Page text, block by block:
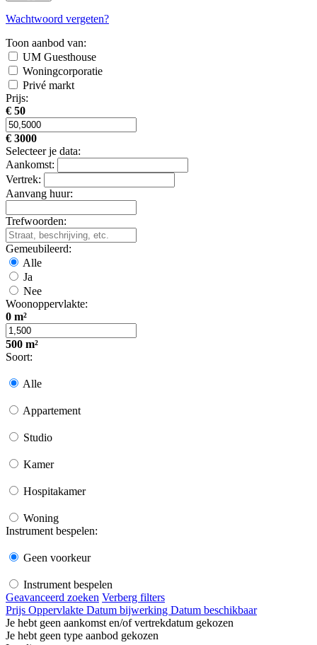
Wachtwoord vergeten?
Toon aanbod van:
UM Guesthouse
Woningcorporatie
Privé markt
Prijs:
€ 50
€ 3000
Selecteer je data:
Aankomst:
Vertrek:
Aanvang huur:
Trefwoorden:
Gemeubileerd:
Alle
Ja
Nee
Woonoppervlakte:
0 m²
500 m²
Soort:
Alle
Appartement
Studio
Kamer
Hospitakamer
Woning
Instrument bespelen:
Geen voorkeur
Instrument bespelen
Geavanceerd zoeken Verberg filters
Prijs Oppervlakte Datum bijwerking Datum beschikbaar
Je hebt geen aankomst en/of vertrekdatum gekozen
Je hebt geen type aanbod gekozen